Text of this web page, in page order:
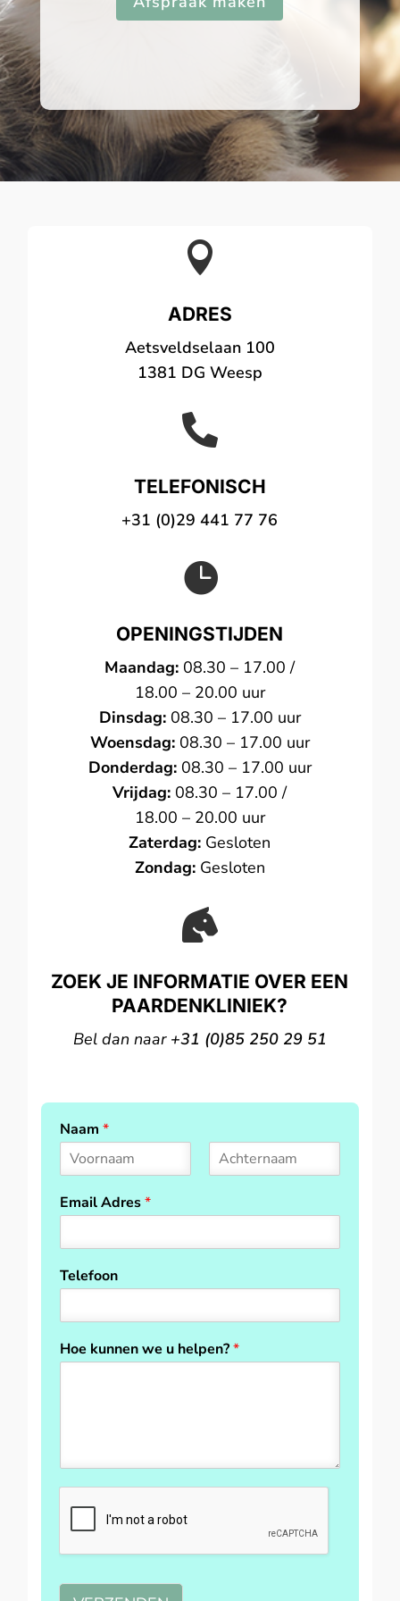

ADRES
Aetsveldselaan 100
1381 DG Weesp

TELEFONISCH
+31 (0)29 441 77 76

OPENINGSTIJDEN
Maandag: 08.30 – 17.00 /
18.00 – 20.00 uur
Dinsdag: 08.30 – 17.00 uur
Woensdag: 08.30 – 17.00 uur
Donderdag: 08.30 – 17.00 uur
Vrijdag: 08.30 – 17.00 /
18.00 – 20.00 uur
Zaterdag: Gesloten
Zondag: Gesloten

ZOEK JE INFORMATIE OVER EEN
PAARDENKLINIEK?
Bel dan naar +31 (0)85 250 29 51
Naam*
i
rEmail Adres*
Telefoon
Hoe kunnen we u helpen?*